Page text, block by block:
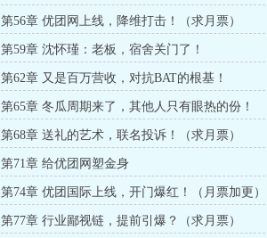
第56章 优团网上线，降维打击！（求月票）
第59章 沈怀瑾：老板，宿舍关门了！
第62章 又是百万营收，对抗BAT的根基！
第65章 冬瓜周期来了，其他人只有眼热的份！
第68章 送礼的艺术，联名投诉！（求月票）
第71章 给优团网塑金身
第74章 优团国际上线，开门爆红！（月票加更）
第77章 行业鄙视链，提前引爆？（求月票）